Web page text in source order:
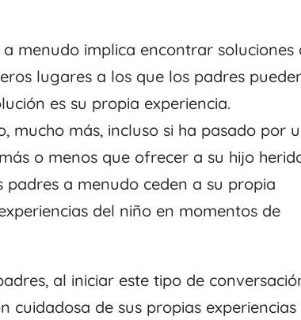
menudo implica encontrar soluciones
lugares a los que los padres
es su propia experiencia.
mucho más, incluso si ha pasado por
o menos que ofrecer a su hijo
a menudo ceden a su propia
del niño en momentos de
al iniciar este tipo de
cuidadosa de sus propias experiencias